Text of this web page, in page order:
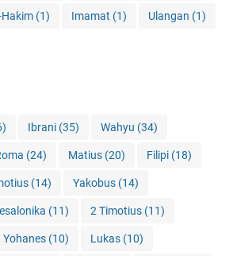
(1) Imamat (1) Ulangan (1)
Ibrani (35) Wahyu (34)
(24) Matius (20) Filipi (18)
(14) Yakobus (14)
(11) 2 Timotius (11)
Yohanes (10) Lukas (10)